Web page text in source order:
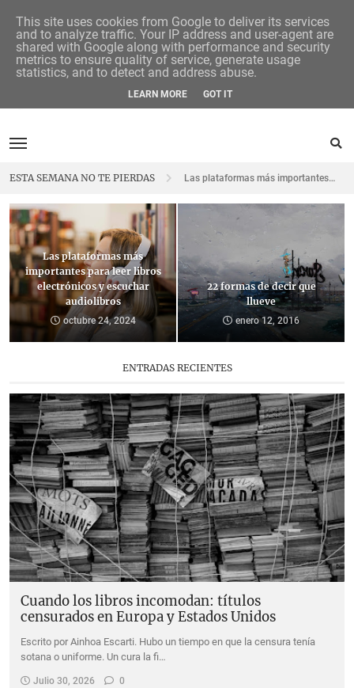
ESTA SEMANA NO TE PIERDAS
8 novelas ambientadas en la prehistoria para viajar al pasado
Las plataformas más importantes para leer libros electrónicos y escuchar audiolibros
22 formas de decir que llueve
Librerías solidarias en Madrid
"El jardín olvidado", de Kate Morton
¡Al rico pleonasmo, oiga!
Cuando los libros incomodan: títulos censurados en Europa y Estados Unidos
Literatura en Budapest: entre lo heroico y los cafés literarios
22 formas de decir que
llueve
enero 12, 2016
¿De dónde viene la palabra
«ballenato»?
octubre 25, 2019
ENTRADAS RECIENTES
Cuando los libros incomodan: títulos
censurados en Europa y Estados Unidos
Escrito por Ainhoa Escarti. Hubo un tiempo en que la censura tenía
sotana o uniforme. Un cura la fi…
Julio 30, 2026 0
This site uses cookies from Google to deliver its services
and to analyze traffic. Your IP address and user-agent are
shared with Google along with performance and security
metrics to ensure quality of service, generate usage
statistics, and to detect and address abuse.
LEARN MORE GOT IT